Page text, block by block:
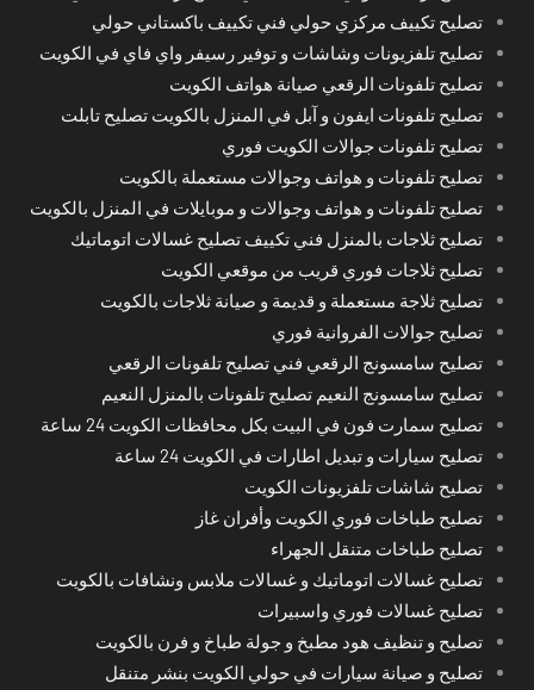
تصليح تكييف مركزي حولي فني تكييف باكستاني حولي
تصليح تلفزيونات وشاشات و توفير رسيفر واي فاي في الكويت
تصليح تلفونات الرقعي صيانة هواتف الكويت
تصليح تلفونات ايفون و آبل في المنزل بالكويت تصليح تابلت
تصليح تلفونات جوالات الكويت فوري
تصليح تلفونات و هواتف وجوالات مستعملة بالكويت
تصليح تلفونات و هواتف وجوالات و موبايلات في المنزل بالكويت
تصليح ثلاجات بالمنزل فني تكييف تصليح غسالات اتوماتيك
تصليح ثلاجات فوري قريب من موقعي الكويت
تصليح ثلاجة مستعملة و قديمة و صيانة ثلاجات بالكويت
تصليح جوالات الفروانية فوري
تصليح سامسونج الرقعي فني تصليح تلفونات الرقعي
تصليح سامسونج النعيم تصليح تلفونات بالمنزل النعيم
تصليح سمارت فون في البيت بكل محافظات الكويت 24 ساعة
تصليح سيارات و تبديل اطارات في الكويت 24 ساعة
تصليح شاشات تلفزيونات الكويت
تصليح طباخات فوري الكويت وأفران غاز
تصليح طباخات متنقل الجهراء
تصليح غسالات اتوماتيك و غسالات ملابس ونشافات بالكويت
تصليح غسالات فوري واسبيرات
تصليح و تنظيف هود مطبخ و جولة طباخ و فرن بالكويت
تصليح و صيانة سيارات في حولي الكويت بنشر متنقل